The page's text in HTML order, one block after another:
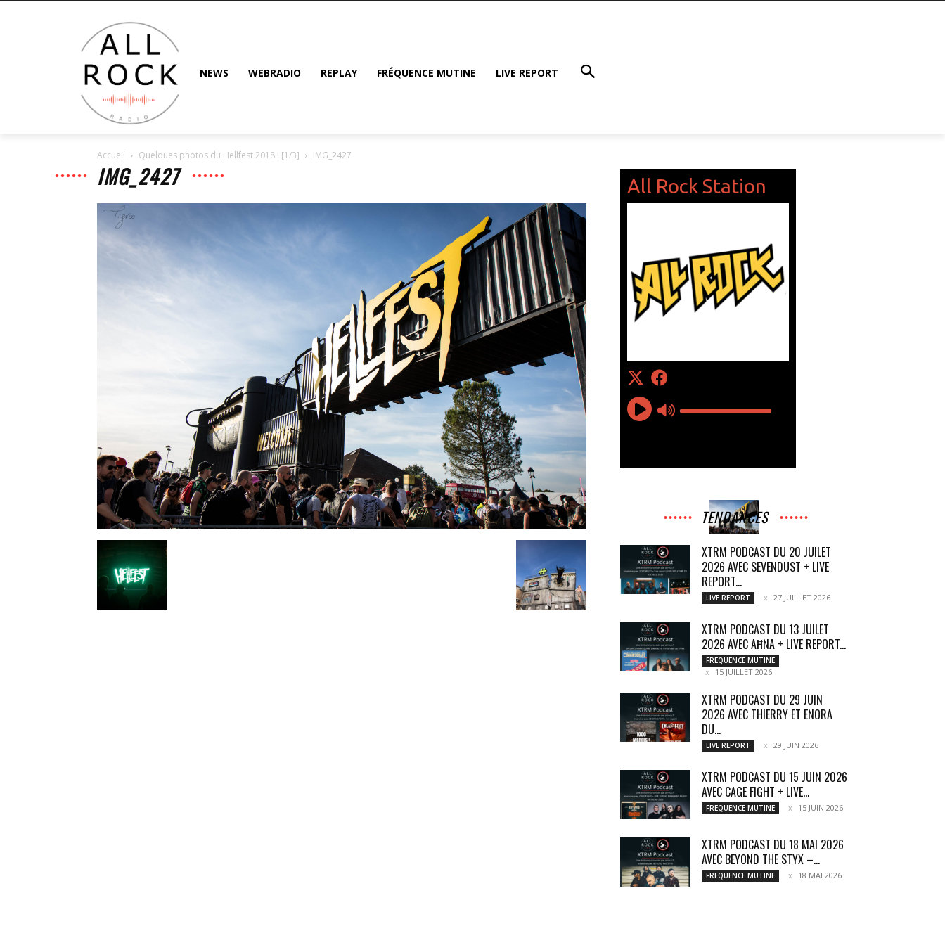
NEWS WEBRADIO REPLAY FRÉQUENCE MUTINE LIVE REPORT
Accueil Quelques photos du Hellfest 2018 ! [1/3] IMG_2427
IMG_2427
TENDANCES
XTRM PODCAST DU 20 JUILET
2026 AVEC SEVENDUST + LIVE
REPORT...
LIVE REPORT 27 JUILLET 2026
XTRM PODCAST DU 13 JUILET
2026 AVEC AĦNA + LIVE REPORT...
FREQUENCE MUTINE
15 JUILLET 2026
XTRM PODCAST DU 29 JUIN
2026 AVEC THIERRY ET ENORA
DU...
LIVE REPORT 29 JUIN 2026
XTRM PODCAST DU 15 JUIN 2026
AVEC CAGE FIGHT + LIVE...
FREQUENCE MUTINE 15 JUIN 2026
XTRM PODCAST DU 18 MAI 2026
AVEC BEYOND THE STYX –...
FREQUENCE MUTINE 18 MAI 2026